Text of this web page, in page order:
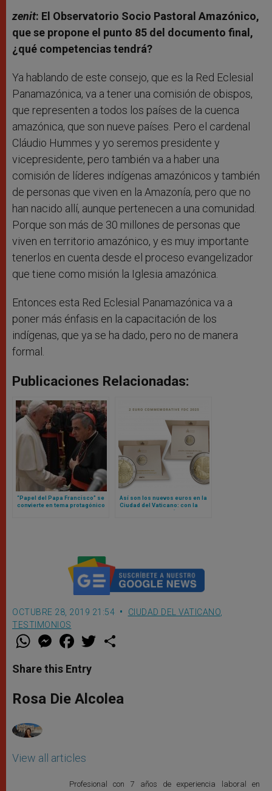
zenit: El Observatorio Socio Pastoral Amazónico,
que se propone el punto 85 del documento final,
¿qué competencias tendrá?
Ya hablando de este consejo, que es la Red Eclesial
Panamazónica, va a tener una comisión de obispos,
que representen a todos los países de la cuenca
amazónica, que son nueve países. Pero el cardenal
Cláudio Hummes y yo seremos presidente y
vicepresidente, pero también va a haber una
comisión de líderes indígenas amazónicos y también
de personas que viven en la Amazonía, pero que no
han nacido allí, aunque pertenecen a una comunidad.
Porque son más de 30 millones de personas que
viven en territorio amazónico, y es muy importante
tenerlos en cuenta desde el proceso evangelizador
que tiene como misión la Iglesia amazónica.
Entonces esta Red Eclesial Panamazónica va a
poner más énfasis en la capacitación de los
indígenas, que ya se ha dado, pero no de manera
formal.
Publicaciones Relacionadas:
“Papel del Papa Francisco” se
convierte en tema protagónico
Así son los nuevos euros en la
Ciudad del Vaticano: con la
imagen de Miguel Ángel y la
OCTUBRE 28, 2019 21:54 CIUDAD DEL VATICANO
TESTIMONIOS
W
t
s
p
p
M
e
s
e
g
e
F
a
e
b
o
k
w
r
Share this Entry
Rosa Die Alcolea
View all articles
Profesional con 7 años de experiencia laboral en